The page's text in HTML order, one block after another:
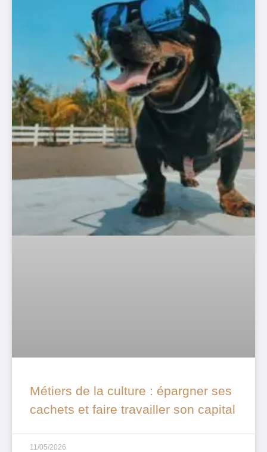
Métiers de la culture : épargner ses
cachets et faire travailler son capital
11/05/2026